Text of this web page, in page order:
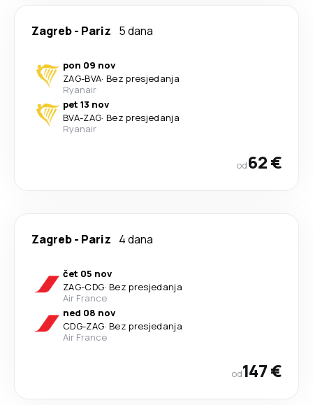
Zagreb- Pariz 5 dana
pon 09 nov
ZAG-BVA· Bez presjedanja
Ryanair
pet 13 nov
BVA-ZAG· Bez presjedanja
Ryanair
od62 €
Zagreb- Pariz 4 dana
čet 05 nov
ZAG-CDG· Bez presjedanja
Air France
ned 08 nov
CDG-ZAG· Bez presjedanja
Air France
od147 €